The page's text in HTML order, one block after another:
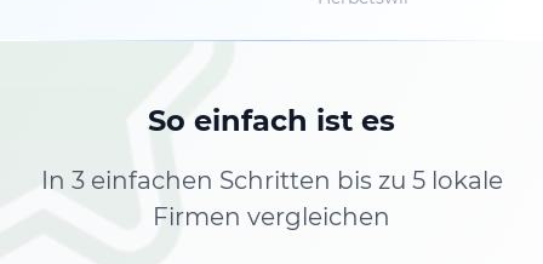
So einfach ist es
In 3 einfachen Schritten bis zu 5 lokale
Firmen vergleichen